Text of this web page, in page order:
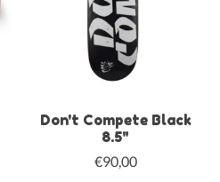
Don't Compete Black
8.5"
€90,00